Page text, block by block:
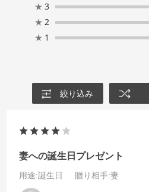
★ 3
★ 2
★ 1
絞り込み
妻への誕生日プレゼント
用途:誕生日 贈り相手:妻